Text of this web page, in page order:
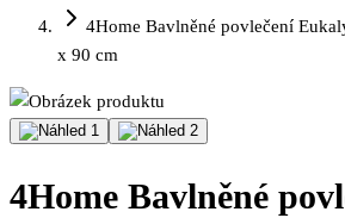
4Home Bavlněné povlečení
x 90 cm
4Home Bavlněné